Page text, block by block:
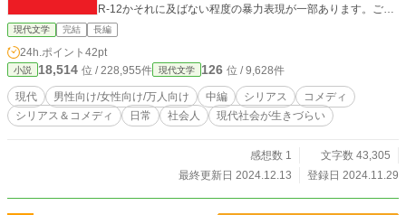
R-12かそれに及ばない程度の暴力表現が一部あります。ご覧
になる際はご注意くださいませ。
現代文学 完結 長編
24h.ポイント 42pt
小説 18,514 位 / 228,955件 現代文学 126 位 / 9,628件
現代 男性向け/女性向け/万人向け 中編 シリアス
コメディ
シリアス＆コメディ
日常 社会人 現代社会が生きづらい
感想数 1
文字数 43,305
最終更新日 2024.12.13
登録日 2024.11.29